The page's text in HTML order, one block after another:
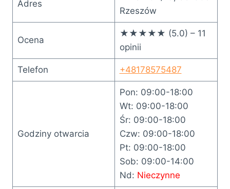
Adres
Rzeszów
Ocena
★★★★★ (5.0) – 11
opinii
Telefon +48178575487
Godziny otwarcia
Pon: 09:00-18:00
Wt: 09:00-18:00
Śr: 09:00-18:00
Czw: 09:00-18:00
Pt: 09:00-18:00
Sob: 09:00-14:00
Nd: Nieczynne